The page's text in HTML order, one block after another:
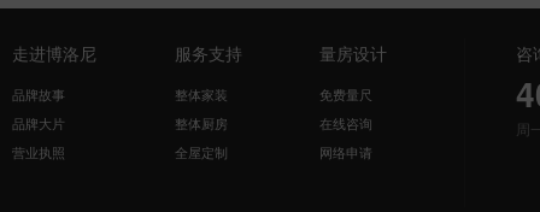
走进博洛尼
品牌故事
品牌大片
营业执照
服务支持
整体家装
整体厨房
全屋定制
量房设计
免费量尺
在线咨询
网络申请
咨
周